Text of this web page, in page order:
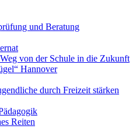
und Beratung
von der Schule in die Zukunft
Hannover
durch Freizeit stärken
Reiten